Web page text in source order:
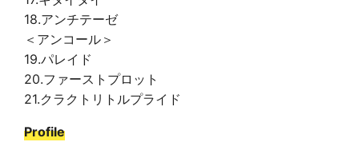
18.アンチテーゼ
＜アンコール＞
19.パレイド
20.ファーストプロット
21.クラクトリトルプライド
Profile